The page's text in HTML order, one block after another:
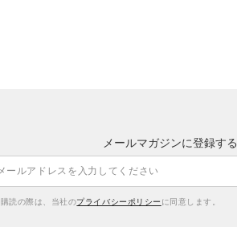
メールマガジンに登録する
購読の際は、当社のプライバシーポリシー に同意します。